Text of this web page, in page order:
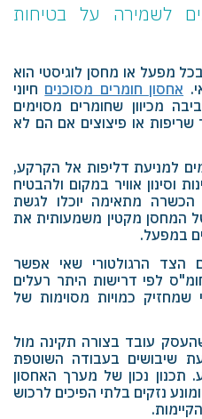
לשמירה על בטיחות
מפעל או מחסן לוגיסטי הוא
אחסון חומרים מסוכנים חיוני
מכיוון שחומרים מסוימים
שריפות או פיצוצים אם הם לא
למניעת דליפות אל הקרקע,
וסינון אוויר במקום ולהבטיח
מתאימה יוכלו לגשת
המחסן מקטין משמעותית את
במפעל.
הצד הרגולטורי שאי אפשר
לפי דרישות היתר רעלים
כמויות מסוימות של
עובד בצורה תקינה מול
שיבושים בעבודה השוטפת
תכנון נכון של מערך האחסון
נזקים בלתי הפיכים לרכוש